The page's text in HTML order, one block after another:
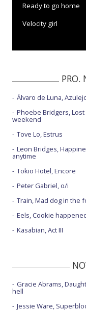
Ready to go home
Velocity girl
PRO.
Álvaro de Luna,
Phoebe Bridgers, Lost
weekend
Tove Lo, Estrus
Leon Bridges,
anytime
Tokio Hotel, Encore
Peter Gabriel, o/i
Train, Mad dog in the
Eels, Cookie
Kasabian, Act III
Gracie Abrams,
hell
Jessie Ware,